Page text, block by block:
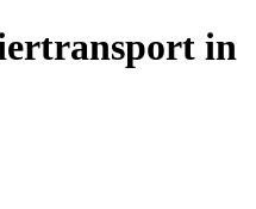
in